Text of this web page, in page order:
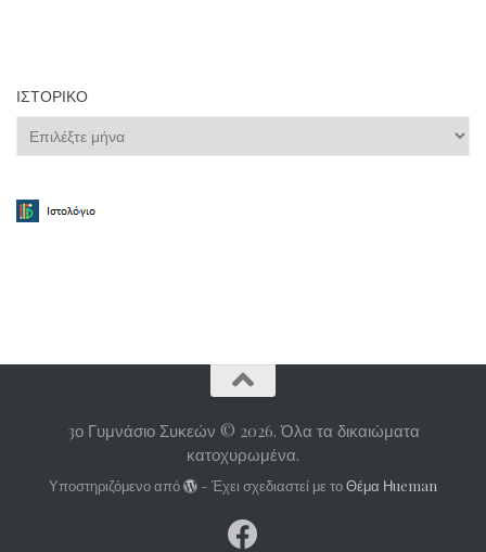
ΙΣΤΟΡΙΚΌ
Ιστορικό
3ο Γυμνάσιο Συκεών © 2026. Όλα τα δικαιώματα
κατοχυρωμένα.
Υποστηριζόμενο από - Έχει σχεδιαστεί με τοΘέμα Ηueman